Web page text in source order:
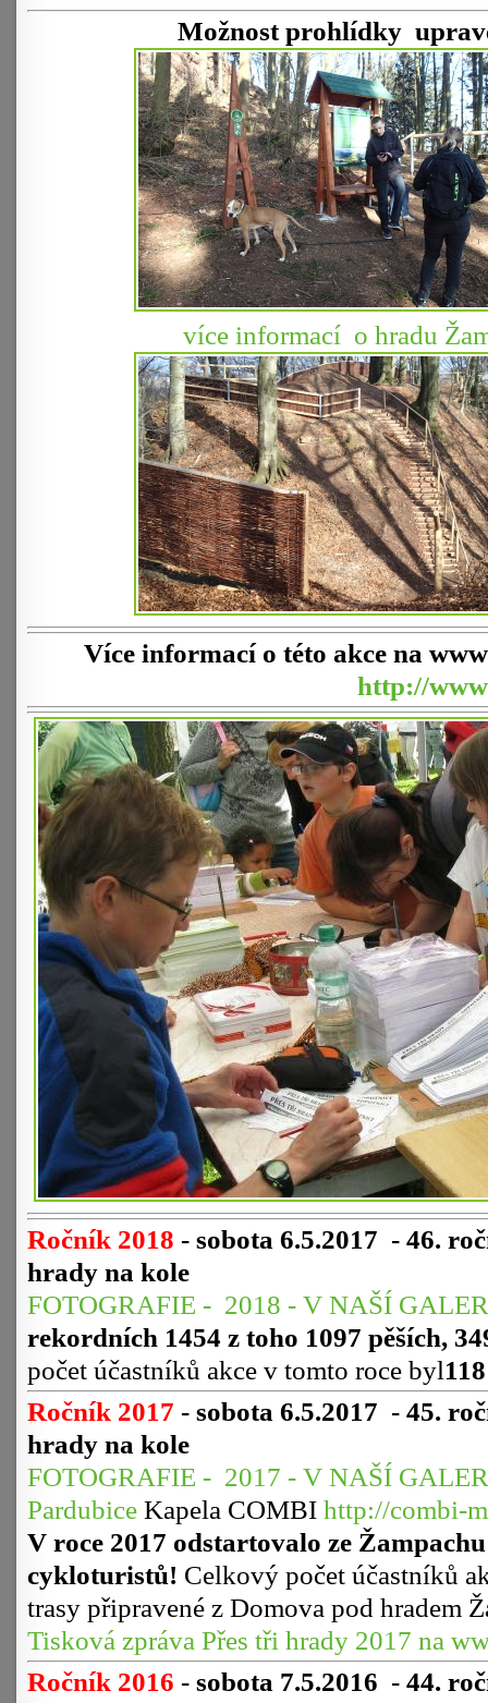
Možnost prohlídky
více informací o hradu
Více informací o této akce na
http://
Ročník 2018 - sobota 6.5.2017 - 46.
hrady na kole
FOTOGRAFIE - 2018 - V NAŠÍ
rekordních 1454 z toho 1097 pěších,
počet účastníků akce v tomto roce byl
Ročník 2017 - sobota 6.5.2017 - 45.
hrady na kole
FOTOGRAFIE - 2017 - V NAŠÍ
Pardubice Kapela COMBI http://combi-
V roce 2017 odstartovalo ze
cykloturistů! Celkový počet účastníků
trasy připravené z Domova pod hradem
Tisková zpráva Přes tři hrady 2017 na
Ročník 2016 - sobota 7.5.2016 - 44.